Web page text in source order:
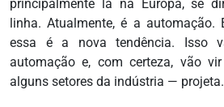
principalmente lá na Europa, se
linha. Atualmente, é a
essa é a nova tendência. Isso
automação e, com certeza, vão
alguns setores da indústria — projeta.